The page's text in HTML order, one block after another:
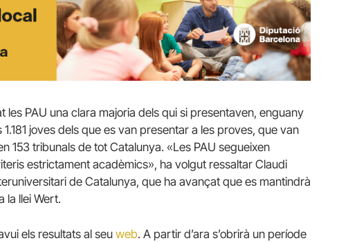
les PAU una clara majoria dels qui si presentaven, enguany
joves dels que es van presentar a les proves, que van
153 tribunals de tot Catalunya. «Les PAU segueixen
estrictament acadèmics», ha volgut ressaltar Claudi
de Catalunya, que ha avançat que es mantindrà
la llei Wert.
els resultats al seuweb. A partir d’ara s’obrirà un període